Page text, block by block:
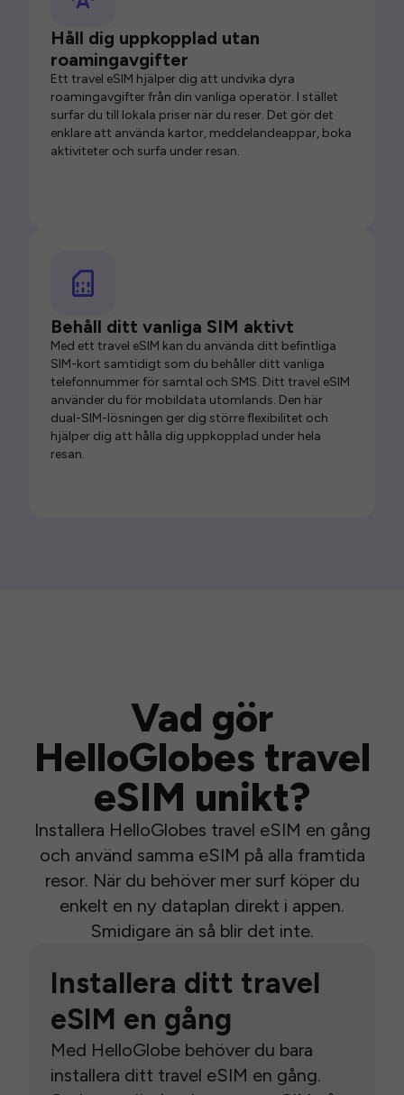
Håll dig uppkopplad utan
roamingavgifter
Ett travel eSIM hjälper dig att undvika dyra
roamingavgifter från din vanliga operatör. I stället
surfar du till lokala priser när du reser. Det gör det
enklare att använda kartor, meddelandeappar, boka
aktiviteter och surfa under resan.
Behåll ditt vanliga SIM aktivt
Med ett travel eSIM kan du använda ditt befintliga
SIM-kort samtidigt som du behåller ditt vanliga
telefonnummer för samtal och SMS. Ditt travel eSIM
använder du för mobildata utomlands. Den här
dual-SIM-lösningen ger dig större flexibilitet och
hjälper dig att hålla dig uppkopplad under hela
resan.
Vad gör
HelloGlobes travel
eSIM unikt?
Installera HelloGlobes travel eSIM en gång
och använd samma eSIM på alla framtida
resor. När du behöver mer surf köper du
enkelt en ny dataplan direkt i appen.
Smidigare än så blir det inte.
Installera ditt travel
eSIM en gång
Med HelloGlobe behöver du bara
installera ditt travel eSIM en gång.